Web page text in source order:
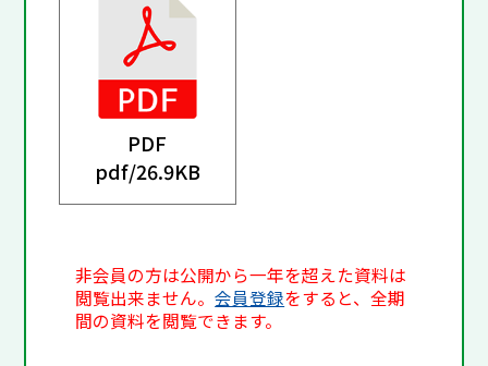
PDF
pdf/26.9KB
非会員の方は公開から一年を超えた資料は
閲覧出来ません。会員登録をすると、全期
間の資料を閲覧できます。